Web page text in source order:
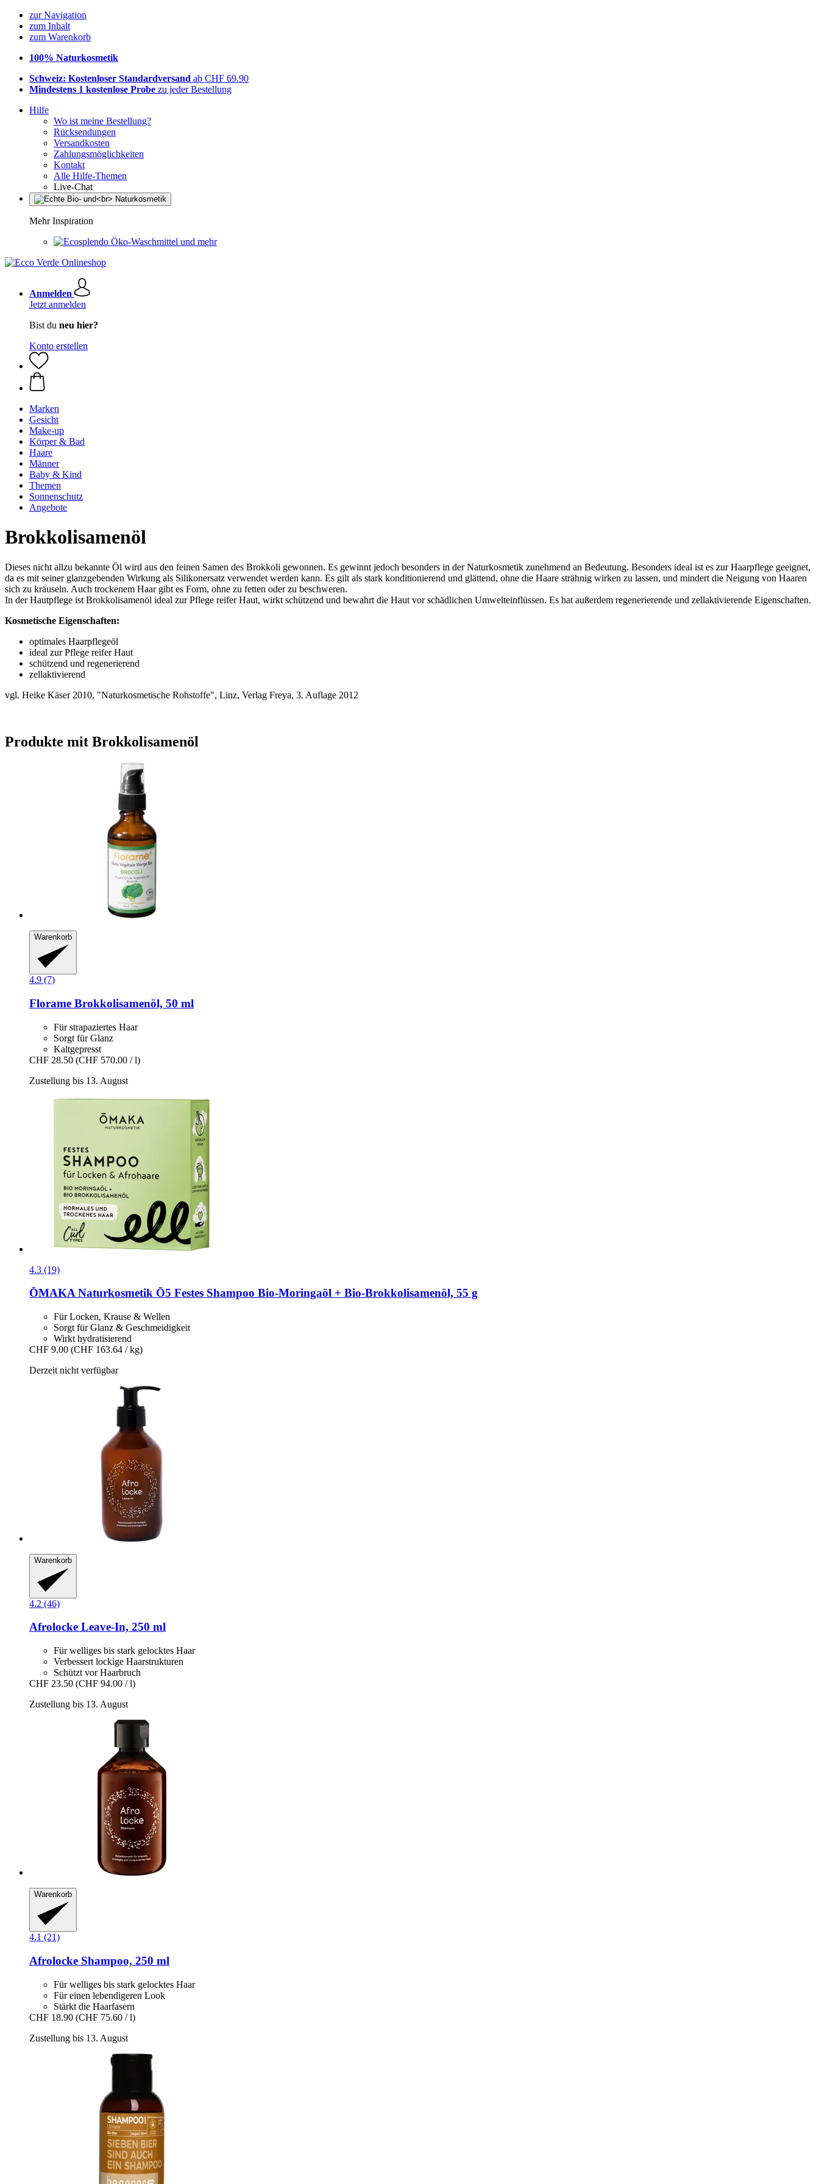
zur Navigation
zum Inhalt
zum Warenkorb
100% Naturkosmetik
Schweiz: Kostenloser Standardversand ab CHF 69.90
Mindestens 1 kostenlose Probe zu jeder Bestellung
Hilfe
Wo ist meine Bestellung?
Rücksendungen
Versandkosten
Zahlungsmöglichkeiten
Kontakt
Alle Hilfe-Themen
Live-Chat
Mehr Inspiration
Öko-Waschmittel und mehr
Anmelden
Jetzt anmelden
Bist du neu hier?
Konto erstellen
Marken
Gesicht
Make-up
Körper & Bad
Haare
Männer
Baby & Kind
Themen
Sonnenschutz
Angebote
Brokkolisamenöl
Dieses nicht allzu bekannte Öl wird aus den feinen Samen des Brokkoli gewonnen. Es gewinnt jedoch besonders in der Naturkosmetik zunehmend an Bedeutung. Besonders ideal ist es zur Haarpflege geeignet,
da es mit seiner glanzgebenden Wirkung als Silikonersatz verwendet werden kann. Es gilt als stark konditionierend und glättend, ohne die Haare strähnig wirken zu lassen, und mindert die Neigung von Haaren
sich zu kräuseln. Auch trockenem Haar gibt es Form, ohne zu fetten oder zu beschweren.
In der Hautpflege ist Brokkolisamenöl ideal zur Pflege reifer Haut, wirkt schützend und bewahrt die Haut vor schädlichen Umwelteinflüssen. Es hat außerdem regenerierende und zellaktivierende Eigenschaften.
Kosmetische Eigenschaften:
optimales Haarpflegeöl
ideal zur Pflege reifer Haut
schützend und regenerierend
zellaktivierend
vgl. Heike Käser 2010, "Naturkosmetische Rohstoffe", Linz, Verlag Freya, 3. Auflage 2012
Produkte mit Brokkolisamenöl
Warenkorb
4.9 (7)
Florame Brokkolisamenöl, 50 ml
Für strapaziertes Haar
Sorgt für Glanz
Kaltgepresst
CHF 28.50 (CHF 570.00 / l)
Zustellung bis 13. August
4.3 (19)
ŌMAKA Naturkosmetik Ō5 Festes Shampoo Bio-​Moringaöl + Bio-​Brokkolisamenöl, 55 g
Für Locken, Krause & Wellen
Sorgt für Glanz & Geschmeidigkeit
Wirkt hydratisierend
CHF 9.00 (CHF 163.64 / kg)
Derzeit nicht verfügbar
Warenkorb
4.2 (46)
Afrolocke Leave-​In, 250 ml
Für welliges bis stark gelocktes Haar
Verbessert lockige Haarstrukturen
Schützt vor Haarbruch
CHF 23.50 (CHF 94.00 / l)
Zustellung bis 13. August
Warenkorb
4.1 (21)
Afrolocke Shampoo, 250 ml
Für welliges bis stark gelocktes Haar
Für einen lebendigeren Look
Stärkt die Haarfasern
CHF 18.90 (CHF 75.60 / l)
Zustellung bis 13. August